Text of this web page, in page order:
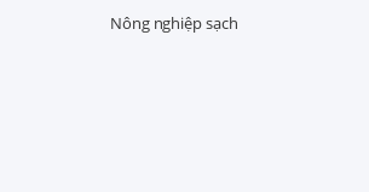
Nông nghiệp sạch